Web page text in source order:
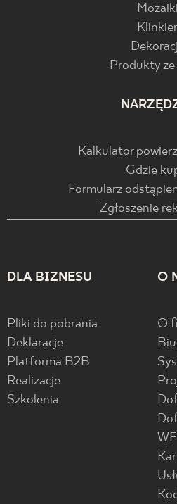
Mozaiki
Klinkier
Produkty ze
Kalkulator
Gdzie
Formularz
Zgłoszenie
DLA BIZNESU
Pliki do pobrania
Deklaracje
Platforma B2B
Realizacje
Szkolenia
O
O